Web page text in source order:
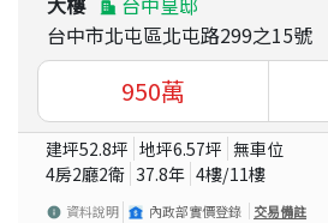
台中市北屯區北屯路299之15號
950萬
建坪52.8坪 地坪6.57坪 無車位
4房2廳2衛 37.8年 4樓/11樓
資料說明 內政部實價登錄 交易備註